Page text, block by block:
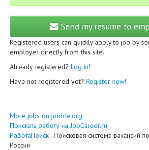
Send my resume to
Registered users can quickly apply to job by
employer directly from this site.
Already registered? Log in!
Have not registered yet? Register now!
More jobs on jooble.org
Поискать работу на JobCareer.ru
РаботаПоиск - Поисковая система вакансий
России